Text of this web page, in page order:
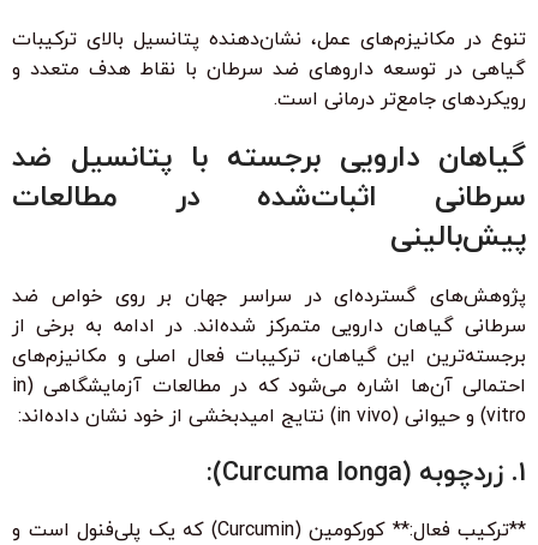
تنوع در مکانیزم‌های عمل، نشان‌دهنده پتانسیل بالای ترکیبات
گیاهی در توسعه داروهای ضد سرطان با نقاط هدف متعدد و
رویکردهای جامع‌تر درمانی است.
گیاهان دارویی برجسته با پتانسیل ضد
سرطانی اثبات‌شده در مطالعات
پیش‌بالینی
پژوهش‌های گسترده‌ای در سراسر جهان بر روی خواص ضد
سرطانی گیاهان دارویی متمرکز شده‌اند. در ادامه به برخی از
برجسته‌ترین این گیاهان، ترکیبات فعال اصلی و مکانیزم‌های
احتمالی آن‌ها اشاره می‌شود که در مطالعات آزمایشگاهی (in
vitro) و حیوانی (in vivo) نتایج امیدبخشی از خود نشان داده‌اند:
1. زردچوبه (Curcuma longa):
**ترکیب فعال:** کورکومین (Curcumin) که یک پلی‌فنول است و